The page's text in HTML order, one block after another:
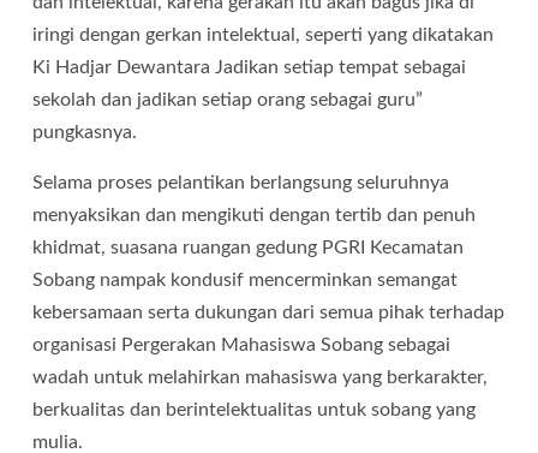
iringi dengan gerkan intelektual, seperti yang dikatakan
Ki Hadjar Dewantara Jadikan setiap tempat sebagai
sekolah dan jadikan setiap orang sebagai guru”
pungkasnya.
Selama proses pelantikan berlangsung seluruhnya
menyaksikan dan mengikuti dengan tertib dan penuh
khidmat, suasana ruangan gedung PGRI Kecamatan
Sobang nampak kondusif mencerminkan semangat
kebersamaan serta dukungan dari semua pihak terhadap
organisasi Pergerakan Mahasiswa Sobang sebagai
wadah untuk melahirkan mahasiswa yang berkarakter,
berkualitas dan berintelektualitas untuk sobang yang
mulia.